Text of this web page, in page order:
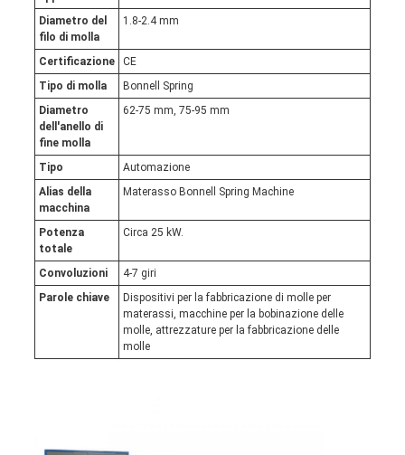
Diametro del
filo di molla
1.8-2.4 mm
Certificazione
CE
Tipo di molla
Bonnell Spring
Diametro
dell'anello di
fine molla
62-75 mm, 75-95 mm
Tipo
Automazione
Alias della
macchina
Materasso Bonnell Spring Machine
Potenza
totale
Circa 25 kW.
Convoluzioni
4-7 giri
Parole chiave
Dispositivi per la fabbricazione di molle per
materassi, macchine per la bobinazione delle
molle, attrezzature per la fabbricazione delle
molle